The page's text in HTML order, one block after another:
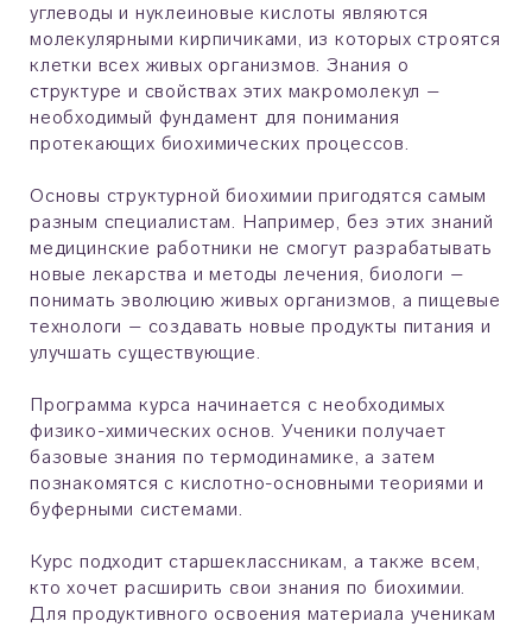
углеводы и нуклеиновые кислоты являются
молекулярными кирпичиками, из которых строятся
клетки всех живых организмов. Знания о
структуре и свойствах этих макромолекул –
необходимый фундамент для понимания
протекающих биохимических процессов.
Основы структурной биохимии пригодятся самым
разным специалистам. Например, без этих знаний
медицинские работники не смогут разрабатывать
новые лекарства и методы лечения, биологи –
понимать эволюцию живых организмов, а пищевые
технологи – создавать новые продукты питания и
улучшать существующие.
Программа курса начинается с необходимых
физико-химических основ. Ученики получает
базовые знания по термодинамике, а затем
познакомятся с кислотно-основными теориями и
буферными системами.
Курс подходит старшеклассникам, а также всем,
кто хочет расширить свои знания по биохимии.
Для продуктивного освоения материала ученикам